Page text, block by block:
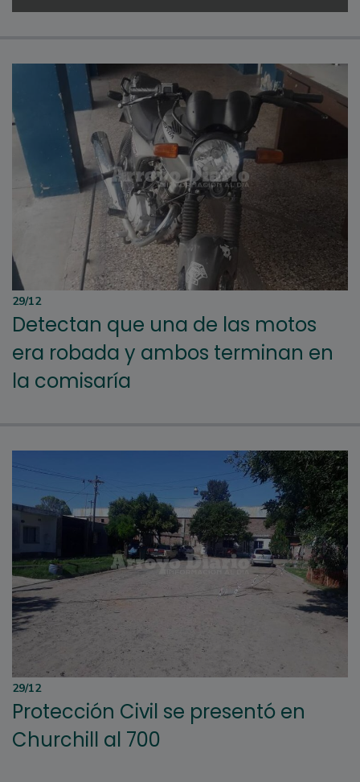
29/12
Detectan que una de las motos
era robada y ambos terminan en
la comisaría
29/12
Protección Civil se presentó en
Churchill al 700